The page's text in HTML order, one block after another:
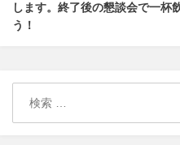
します。 終了後の懇談会で一杯
う！